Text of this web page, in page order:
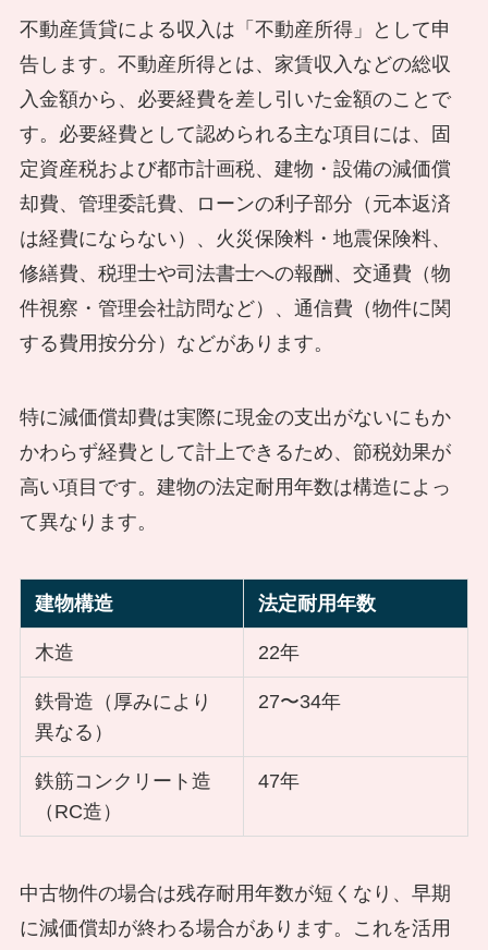
不動産賃貸による収入は「不動産所得」として申
告します。不動産所得とは、家賃収入などの総収
入金額から、必要経費を差し引いた金額のことで
す。必要経費として認められる主な項目には、固
定資産税および都市計画税、建物・設備の減価償
却費、管理委託費、ローンの利子部分（元本返済
は経費にならない）、火災保険料・地震保険料、
修繕費、税理士や司法書士への報酬、交通費（物
件視察・管理会社訪問など）、通信費（物件に関
する費用按分分）などがあります。
特に減価償却費は実際に現金の支出がないにもか
かわらず経費として計上できるため、節税効果が
高い項目です。建物の法定耐用年数は構造によっ
て異なります。
建物構造 法定耐用年数
木造 22年
鉄骨造（厚みにより
異なる）
27〜34年
鉄筋コンクリート造
（RC造）
47年
中古物件の場合は残存耐用年数が短くなり、早期
に減価償却が終わる場合があります。これを活用